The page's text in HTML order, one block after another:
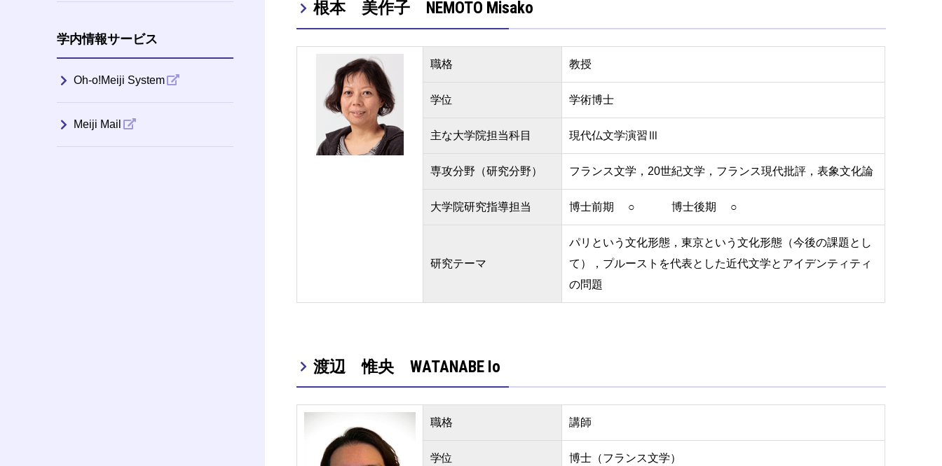
根本 美作子 NEMOTO Misako
職格 教授
学位 学術博士
主な大学院担当科目 現代仏文学演習Ⅲ
専攻分野（研究分野） フランス文学，20世紀文学，フランス現代批評，表象文化論
大学院研究指導担当 博士前期 ○ 博士後期 ○
研究テーマ
パリという文化形態，東京という文化形態（今後の課題とし
て），プルーストを代表とした近代文学とアイデンティティ
の問題
渡辺 惟央 WATANABE Io
職格 講師
学位 博士（フランス文学）
学内情報サービス
Oh-o!Meiji System
Meiji Mail